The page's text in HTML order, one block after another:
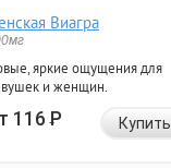
Виагра
яркие ощущения для
и женщин.
116Р Купить